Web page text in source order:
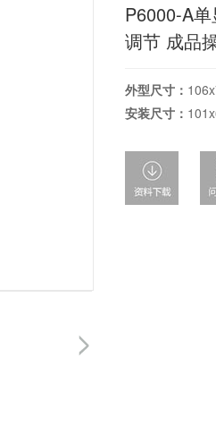
P6000-A
调节 成品
外型尺寸：
安装尺寸：